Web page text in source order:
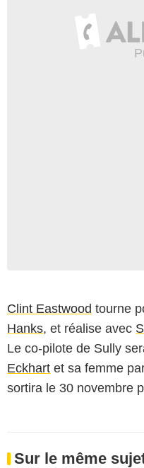
Clint Eastwood tourne
Hanks, et réalise avec
Le co-pilote de Sully
Eckhart et sa femme
sortira le 30 novembre
Sur le même